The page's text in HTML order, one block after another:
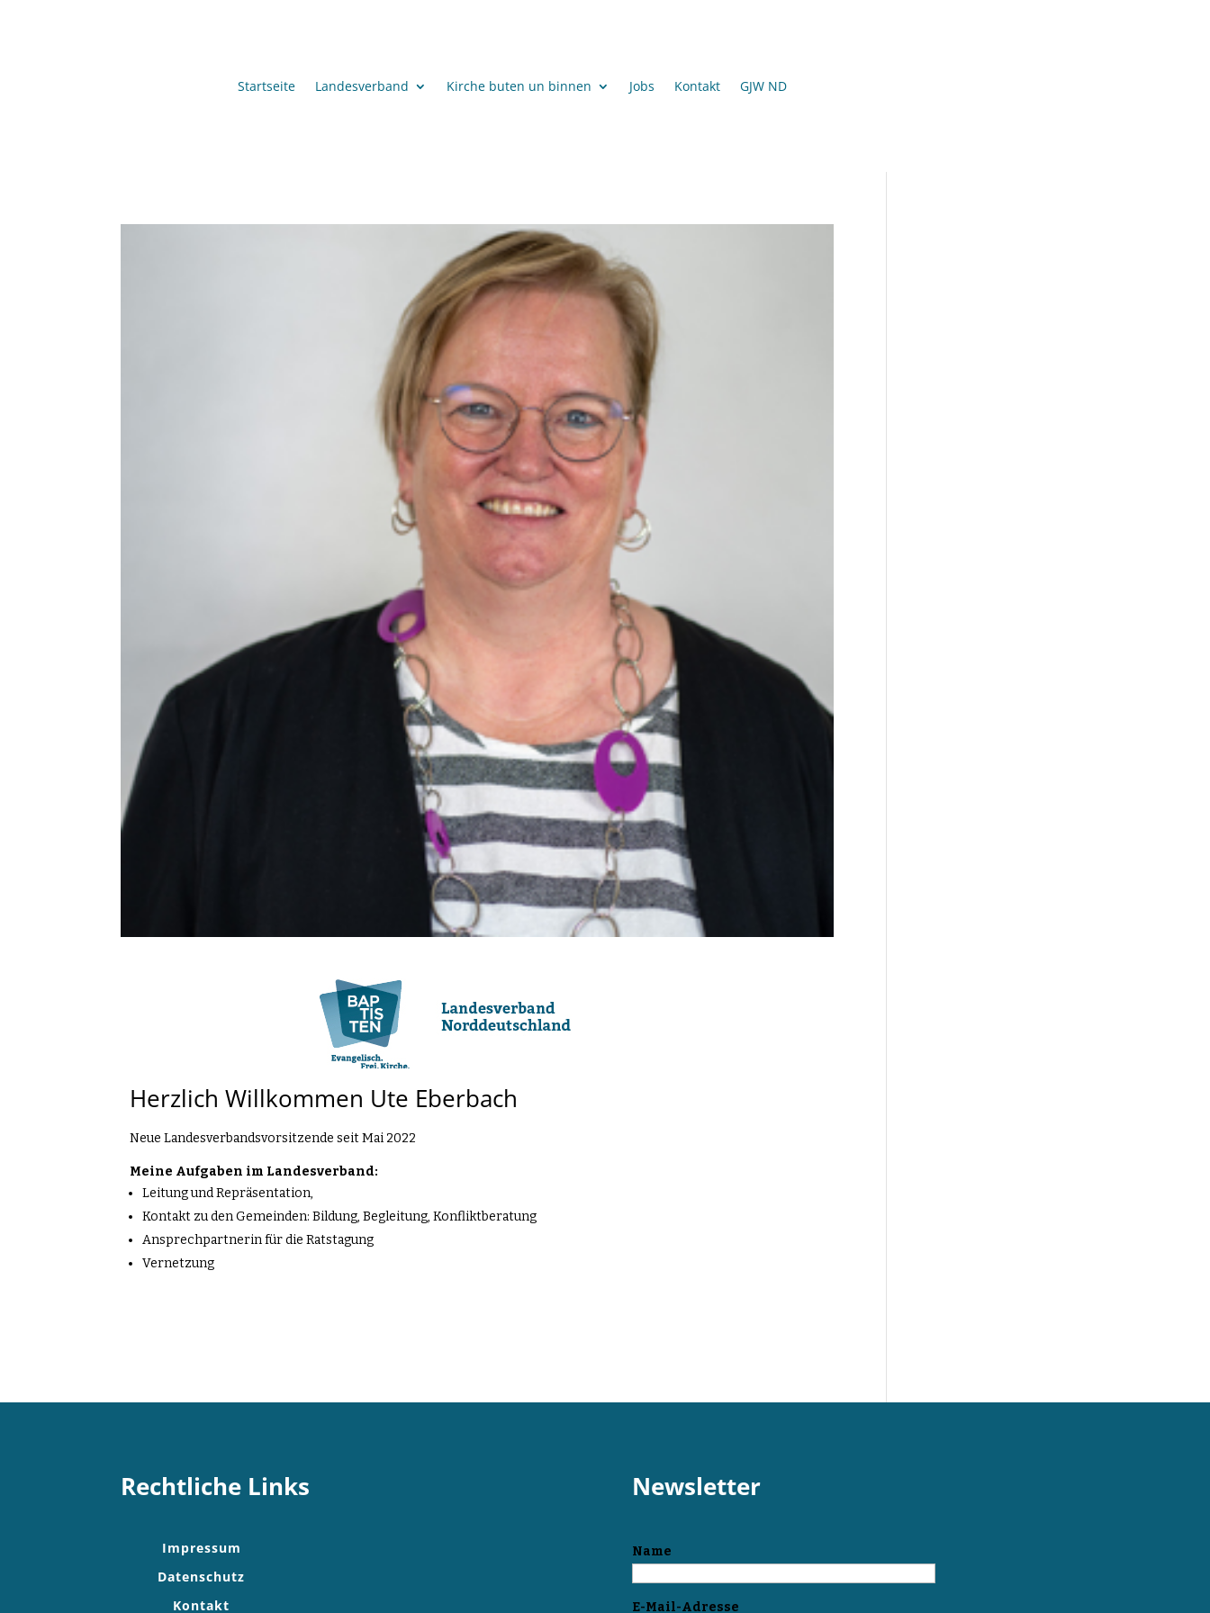
Startseite Landesverband Kirche buten un binnen Jobs Kontakt GJW ND
Herzlich Willkommen Ute Eberbach
Neue Landesverbandsvorsitzende seit Mai 2022
Meine Aufgaben im Landesverband:
Leitung und Repräsentation,
Kontakt zu den Gemeinden: Bildung, Begleitung, Konfliktberatung
Ansprechpartnerin für die Ratstagung
Vernetzung
Rechtliche Links
Impressum
Datenschutz
Kontakt
Newsletter
Name
E-Mail-Adresse